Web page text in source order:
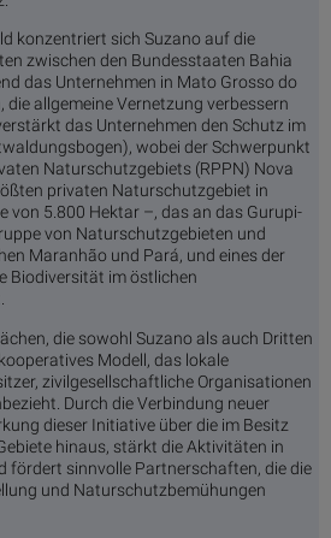
konzentriert sich Suzano auf die
zwischen den Bundesstaaten Bahia
das Unternehmen in Mato Grosso do
die allgemeine Vernetzung verbessern
das Unternehmen den Schutz im
wobei der Schwerpunkt
Naturschutzgebiets (RPPN) Nova
privaten Naturschutzgebiet in
von 5.800 Hektar –, das an das Gurupi-
von Naturschutzgebieten und
Maranhão und Pará, und eines der
Biodiversität im östlichen
die sowohl Suzano als auch Dritten
Modell, das lokale
zivilgesellschaftliche Organisationen
Durch die Verbindung neuer
dieser Initiative über die im Besitz
hinaus, stärkt die Aktivitäten in
fördert sinnvolle Partnerschaften, die die
und Naturschutzbemühungen